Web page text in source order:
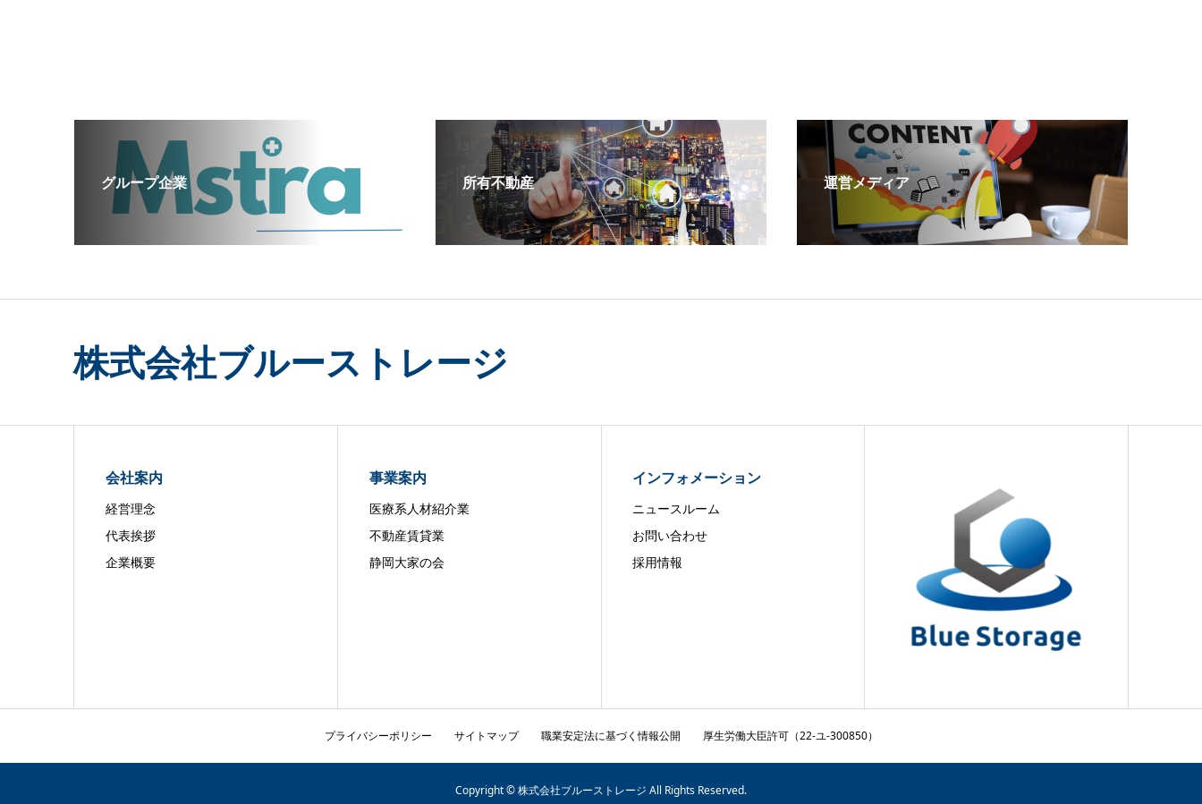
グループ企業 所有不動産 運営メディア
株式会社ブルーストレージ
会社案内
経営理念
代表挨拶
企業概要
事業案内
医療系人材紹介業
不動産賃貸業
静岡大家の会
インフォメーション
ニュースルーム
お問い合わせ
採用情報
プライバシーポリシー サイトマップ 職業安定法に基づく情報公開 厚生労働大臣許可（22-ユ-300850）
Copyright © 株式会社ブルーストレージ All Rights Reserved.